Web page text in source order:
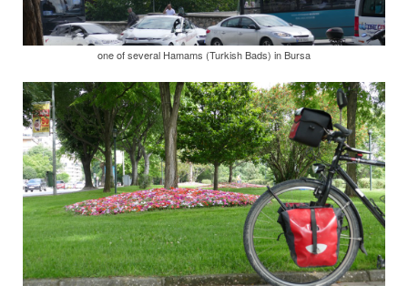
one of several Hamams (Turkish Bads) in Bursa